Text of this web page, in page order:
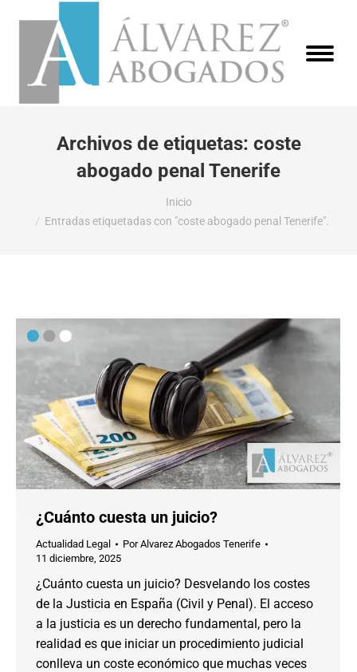
Archivos de etiquetas: coste
abogado penal Tenerife
Inicio
Entradas etiquetadas con "coste abogado penal Tenerife".
¿Cuánto cuesta un juicio?
Actualidad Legal PorAlvarez Abogados Tenerife
11 diciembre, 2025
¿Cuánto cuesta un juicio? Desvelando los costes
de la Justicia en España (Civil y Penal). El acceso
a la justicia es un derecho fundamental, pero la
realidad es que iniciar un procedimiento judicial
conlleva un coste económico que muchas veces